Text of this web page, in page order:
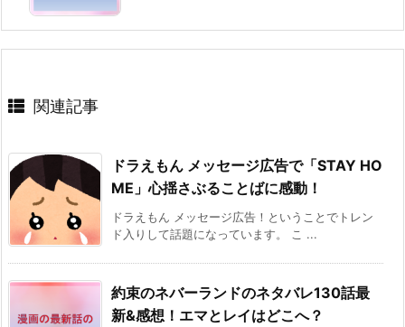
関連記事
ドラえもん メッセージ広告で「STAY HO
ME」心揺さぶることばに感動！
ドラえもん メッセージ広告！ということでトレン
ド入りして話題になっています。 こ ...
約束のネバーランドのネタバレ130話最
新&感想！エマとレイはどこへ？